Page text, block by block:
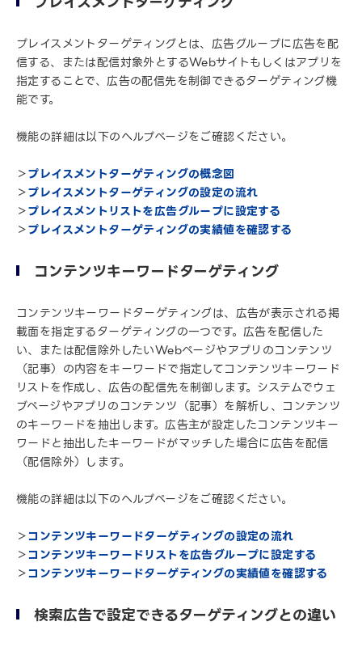
プレイスメントターゲティングとは、広告グループに広告を配
信する、または配信対象外とするWebサイトもしくはアプリを
指定することで、広告の配信先を制御できるターゲティング機
能です。
機能の詳細は以下のヘルプページをご確認ください。
＞プレイスメントターゲティングの概念図
＞プレイスメントターゲティングの設定の流れ
＞プレイスメントリストを広告グループに設定する
＞プレイスメントターゲティングの実績値を確認する
コンテンツキーワードターゲティング
コンテンツキーワードターゲティングは、広告が表示される掲
載面を指定するターゲティングの一つです。広告を配信した
い、または配信除外したいWebページやアプリのコンテンツ
（記事）の内容をキーワードで指定してコンテンツキーワード
リストを作成し、広告の配信先を制御します。システムでウェ
ブページやアプリのコンテンツ（記事）を解析し、コンテンツ
のキーワードを抽出します。広告主が設定したコンテンツキー
ワードと抽出したキーワードがマッチした場合に広告を配信
（配信除外）します。
機能の詳細は以下のヘルプページをご確認ください。
＞コンテンツキーワードターゲティングの設定の流れ
＞コンテンツキーワードリストを広告グループに設定する
＞コンテンツキーワードターゲティングの実績値を確認する
検索広告で設定できるターゲティングとの違い